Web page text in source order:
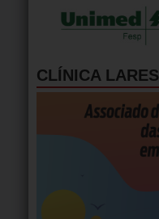
CLÍNICA LARES